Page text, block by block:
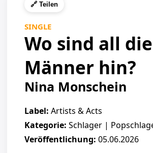
🔗 Teilen
SINGLE
Wo sind all
Männer hin?
Nina Monschein
Label: Artists & Acts
Kategorie: Schlager |
Veröffentlichung: 05.06.2026